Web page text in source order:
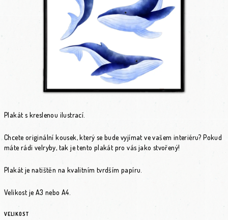
Plakát s kreslenou ilustrací.
Chcete originální kousek, který se bude vyjímat ve vašem interiéru? Pokud
máte rádi velryby, tak je tento plakát pro vás jako stvořený!
Plakát je natištěn na kvalitním tvrdším papíru.
Velikost je A3 nebo A4.
VELIKOST